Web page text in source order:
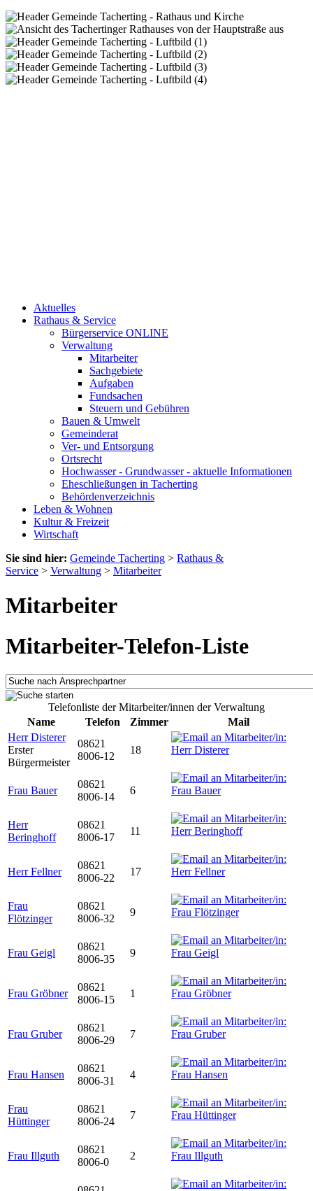
Aktuelles
Rathaus & Service
Bürgerservice ONLINE
Verwaltung
Mitarbeiter
Sachgebiete
Aufgaben
Fundsachen
Steuern und Gebühren
Bauen & Umwelt
Gemeinderat
Ver- und Entsorgung
Ortsrecht
Hochwasser - Grundwasser - aktuelle Informationen
Eheschließungen in Tacherting
Behördenverzeichnis
Leben & Wohnen
Kultur & Freizeit
Wirtschaft
Sie sind hier: Gemeinde Tacherting > Rathaus &
Service > Verwaltung > Mitarbeiter
Mitarbeiter
Mitarbeiter-Telefon-Liste
Telefonliste der Mitarbeiter/innen der Verwaltung
Name
Telefon Zimmer
Mail
Herr Disterer
Erster
Bürgermeister
08621
8006-12
18
Frau Bauer
08621
8006-14
6
Herr
Beringhoff
08621
8006-17
11
Herr Fellner
08621
8006-22
17
Frau
Flötzinger
08621
8006-32
9
Frau Geigl
08621
8006-35
9
Frau Gröbner
08621
8006-15
1
Frau Gruber
08621
8006-29
7
Frau Hansen
08621
8006-31
4
Frau
Hüttinger
08621
8006-24
7
Frau Illguth
08621
8006-0
2